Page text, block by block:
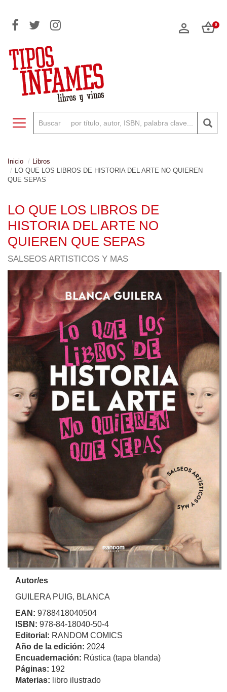
0
Toggle navigation
Inicio
Libros
LO QUE LOS LIBROS DE HISTORIA DEL ARTE NO QUIEREN
QUE SEPAS
LO QUE LOS LIBROS DE
HISTORIA DEL ARTE NO
QUIEREN QUE SEPAS
SALSEOS ARTISTICOS Y MAS
Autor/es
GUILERA PUIG, BLANCA
EAN: 9788418040504
ISBN: 978-84-18040-50-4
Editorial: RANDOM COMICS
Año de la edición: 2024
Encuadernación: Rústica (tapa blanda)
Páginas: 192
Materias: libro ilustrado